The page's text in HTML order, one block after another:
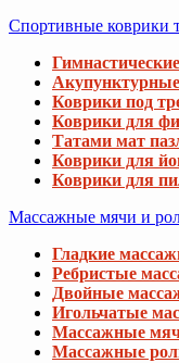
Спортивные коврики
Коврики под
Коврики для
Татами мат
Коврики для
Коврики для
Массажные мячи и
Гладкие
Ребристые
Двойные
Игольчатые
Массажные
Массажные